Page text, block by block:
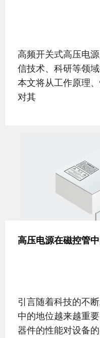
高频开关式高压电
信技术、科研等领
本文将从工作原理
对其
高压电源在磁控管
引言随着科技的不
中的地位越来越重
器件的性能对设备